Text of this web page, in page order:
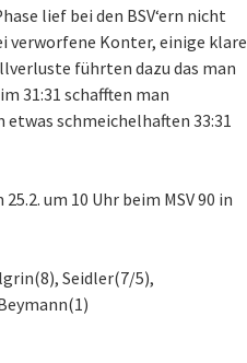
lief bei den BSV‘ern nicht
verworfene Konter, einige klare
führten dazu das man
31:31 schafften man
schmeichelhaften 33:31
um 10 Uhr beim MSV 90 in
Seidler(7/5),